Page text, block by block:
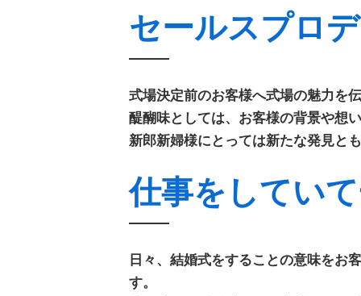
セールスプロ
式場決定前のお客様へ式場の魅力を
醍醐味としては、お客様の背景や想
新郎新婦様にとっては新たな発見と
仕事をしてい
日々、結婚式をすることの意味をお
す。